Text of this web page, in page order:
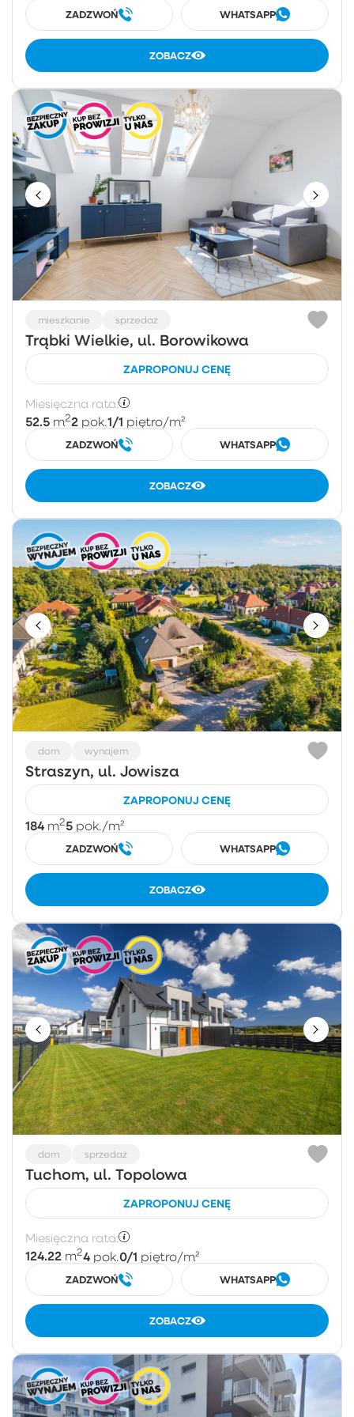
ZADZWOŃ WHATSAPP
ZOBACZ
mieszkanie sprzedaż
Trąbki Wielkie, ul. Borowikowa
ZAPROPONUJ CENĘ
Miesięczna rata:
52.5 m22 pok.1/1 piętro/m²
ZADZWOŃ WHATSAPP
ZOBACZ
dom wynajem
Straszyn, ul. Jowisza
ZAPROPONUJ CENĘ
184 m25 pok./m²
ZADZWOŃ WHATSAPP
ZOBACZ
dom sprzedaż
Tuchom, ul. Topolowa
ZAPROPONUJ CENĘ
Miesięczna rata:
124.22 m24 pok.0/1 piętro/m²
ZADZWOŃ WHATSAPP
ZOBACZ